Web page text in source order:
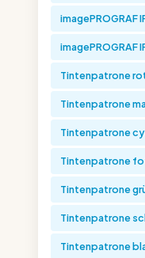
imagePROGRAF
imagePROGRAF
Tintenpatrone
Tintenpatrone
Tintenpatrone
Tintenpatrone
Tintenpatrone
Tintenpatrone
Tintenpatrone